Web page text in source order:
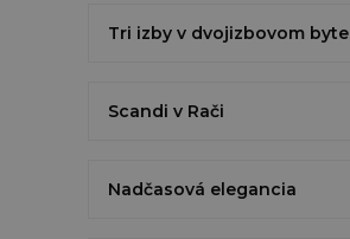
Tri izby v dvojizbovom byte
Scandi v Rači
Nadčasová elegancia